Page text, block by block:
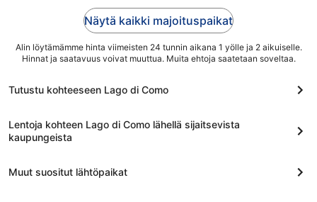
Näytä kaikki majoituspaikat
Alin löytämämme hinta viimeisten 24 tunnin aikana 1 yölle ja 2 aikuiselle.
Hinnat ja saatavuus voivat muuttua. Muita ehtoja saatetaan soveltaa.
Tutustu kohteeseen Lago di Como
Lentoja kohteen Lago di Como lähellä sijaitsevista
kaupungeista
Muut suositut lähtöpaikat